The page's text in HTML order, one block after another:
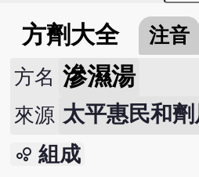
方劑大全 注音
方名 滲濕湯
來源 太平惠民和劑
bubble_chart 組成